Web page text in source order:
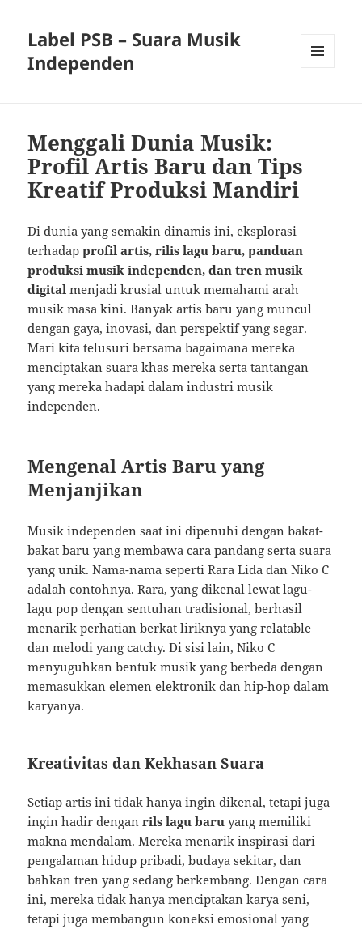
Label PSB – Suara Musik
Independen
Menggali Dunia Musik:
Profil Artis Baru dan Tips
Kreatif Produksi Mandiri
Di dunia yang semakin dinamis ini, eksplorasi
terhadapprofil artis, rilis lagu baru, panduan
produksi musik independen, dan tren musik
digital menjadi krusial untuk memahami arah
musik masa kini. Banyak artis baru yang muncul
dengan gaya, inovasi, dan perspektif yang segar.
Mari kita telusuri bersama bagaimana mereka
menciptakan suara khas mereka serta tantangan
yang mereka hadapi dalam industri musik
independen.
Mengenal Artis Baru yang
Menjanjikan
Musik independen saat ini dipenuhi dengan bakat-
bakat baru yang membawa cara pandang serta suara
yang unik. Nama-nama seperti Rara Lida dan Niko C
adalah contohnya. Rara, yang dikenal lewat lagu-
lagu pop dengan sentuhan tradisional, berhasil
menarik perhatian berkat liriknya yang relatable
dan melodi yang catchy. Di sisi lain, Niko C
menyuguhkan bentuk musik yang berbeda dengan
memasukkan elemen elektronik dan hip-hop dalam
karyanya.
Kreativitas dan Kekhasan Suara
Setiap artis ini tidak hanya ingin dikenal, tetapi juga
ingin hadir denganrils lagu baru yang memiliki
makna mendalam. Mereka menarik inspirasi dari
pengalaman hidup pribadi, budaya sekitar, dan
bahkan tren yang sedang berkembang. Dengan cara
ini, mereka tidak hanya menciptakan karya seni,
tetapi juga membangun koneksi emosional yang